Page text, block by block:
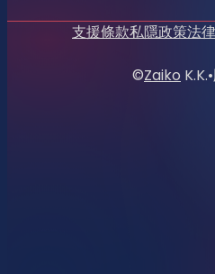
支援條款私隱政策法
©Zaiko K.K.•